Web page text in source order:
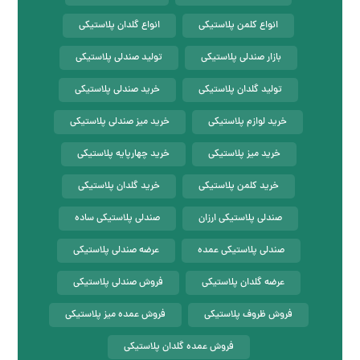
انواع کلمن پلاستیکی انواع گلدان پلاستیکی
بازار صندلی پلاستیکی تولید صندلی پلاستیکی
تولید گلدان پلاستیکی خرید صندلی پلاستیکی
خرید لوازم پلاستیکی خرید میز صندلی پلاستیکی
خرید میز پلاستیکی خرید چهارپایه پلاستیکی
خرید کلمن پلاستیکی خرید گلدان پلاستیکی
صندلی پلاستیکی ارزان صندلی پلاستیکی ساده
صندلی پلاستیکی عمده عرضه صندلی پلاستیکی
عرضه گلدان پلاستیکی فروش صندلی پلاستیکی
فروش ظروف پلاستیکی فروش عمده میز پلاستیکی
فروش عمده گلدان پلاستیکی